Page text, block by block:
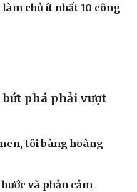
chủ ít nhất 10 công
phá phải vượt
tôi bàng hoàng
và phản cảm